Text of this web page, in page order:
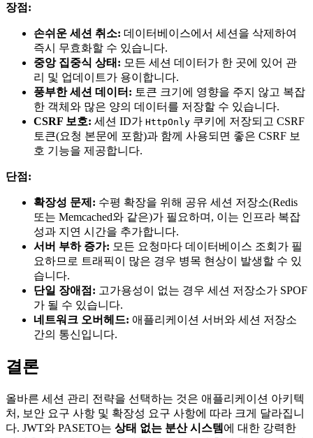
장점:
손쉬운 세션 취소: 데이터베이스에서 세션을 삭제하여
즉시 무효화할 수 있습니다.
중앙 집중식 상태: 모든 세션 데이터가 한 곳에 있어 관
리 및 업데이트가 용이합니다.
풍부한 세션 데이터: 토큰 크기에 영향을 주지 않고 복잡
한 객체와 많은 양의 데이터를 저장할 수 있습니다.
CSRF 보호: 세션 ID가 HttpOnly 쿠키에 저장되고 CSRF
토큰(요청 본문에 포함)과 함께 사용되면 좋은 CSRF 보
호 기능을 제공합니다.
단점:
확장성 문제: 수평 확장을 위해 공유 세션 저장소(Redis
또는 Memcached와 같은)가 필요하며, 이는 인프라 복잡
성과 지연 시간을 추가합니다.
서버 부하 증가: 모든 요청마다 데이터베이스 조회가 필
요하므로 트래픽이 많은 경우 병목 현상이 발생할 수 있
습니다.
단일 장애점: 고가용성이 없는 경우 세션 저장소가 SPOF
가 될 수 있습니다.
네트워크 오버헤드: 애플리케이션 서버와 세션 저장소
간의 통신입니다.
결론
올바른 세션 관리 전략을 선택하는 것은 애플리케이션 아키텍
처, 보안 요구 사항 및 확장성 요구 사항에 따라 크게 달라집니
다. JWT와 PASETO는 상태 없는 분산 시스템 에 대한 강력한